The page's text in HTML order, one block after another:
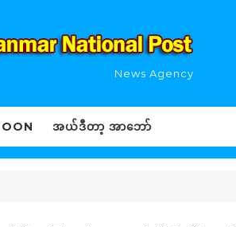
News Agency
အယ်ဒီတာ့ အာဘော်